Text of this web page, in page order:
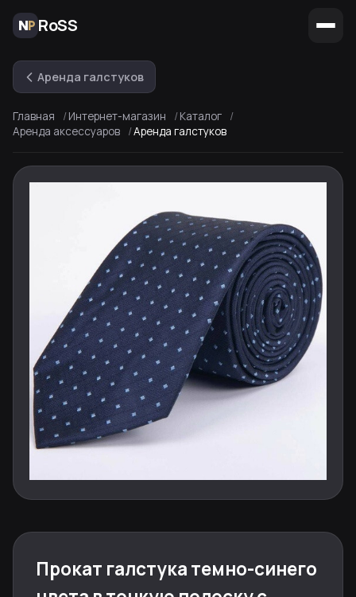
RoSS
Аренда галстуков
Главная Интернет-магазин
Каталог
Аренда аксессуаров
Аренда галстуков
Прокат галстука темно-синего